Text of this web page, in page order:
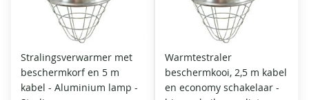
Stralingsverwarmer met
beschermkorf en 5 m
kabel - Aluminium lamp -
Warmtestraler
beschermkooi, 2,5 m kabel
en economy schakelaar -